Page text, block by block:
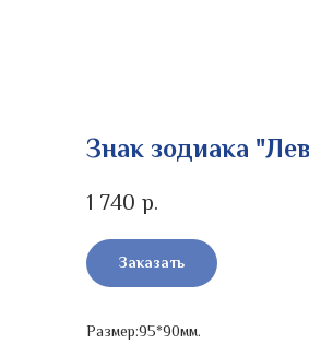
Знак зодиака
1 740 р.
Заказать
Размер:95*90мм.